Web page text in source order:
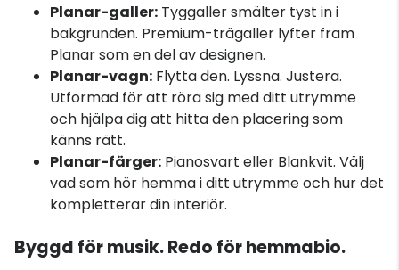
Planar-galler: Tyggaller smälter tyst in i
bakgrunden. Premium-trägaller lyfter fram
Planar som en del av designen.
Planar-vagn: Flytta den. Lyssna. Justera.
Utformad för att röra sig med ditt utrymme
och hjälpa dig att hitta den placering som
känns rätt.
Planar-färger: Pianosvart eller Blankvit. Välj
vad som hör hemma i ditt utrymme och hur det
kompletterar din interiör.
Byggd för musik. Redo för hemmabio.